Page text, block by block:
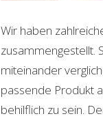
Wir haben
zusammengestellt.
miteinander
passende Produkt
behilflich zu sein.